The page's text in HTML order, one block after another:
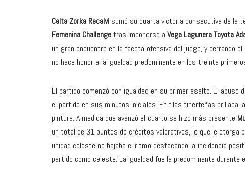
Celta Zorka Recalvi sumó su cuarta victoria consecutiva de la
Femenina Challengetras imponerse a Vega Lagunera Toyota
un gran encuentro en la faceta ofensiva del juego, y cerrando
no hace honor a la igualdad predominante en los treinta
El partido comenzó con igualdad en su primer asalto. El
el partido en sus minutos iniciales. En filas tinerfeñas brillaba
pintura. A medida que avanzó el cuarto se hizo más presente
un total de 31 puntos de créditos valorativos, lo que le otorga
unidad celeste no bajaba el ritmo destacando la incidencia
partido como celeste. La igualdad fue la predominante durante